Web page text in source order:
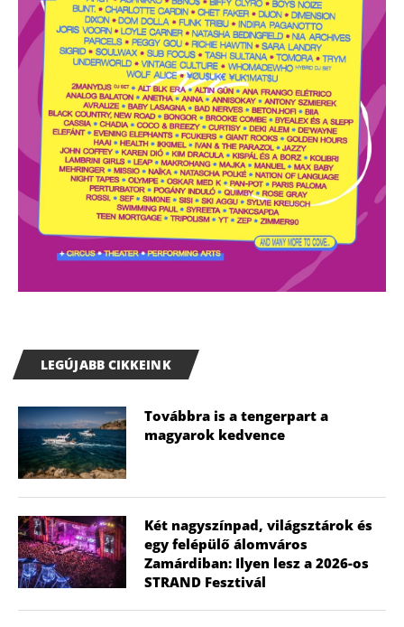
LEGÚJABB CIKKEINK
Továbbra is a tengerpart a
magyarok kedvence
Két nagyszínpad, világsztárok és
egy felépülő álomváros
Zamárdiban: Ilyen lesz a 2026-os
STRAND Fesztivál